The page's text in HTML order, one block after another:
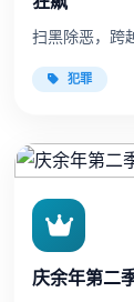
扫黑除恶，跨
犯罪
庆余年第二